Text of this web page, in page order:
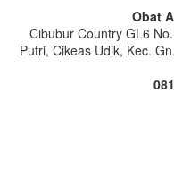
Obat
Cibubur Country GL6
Putri, Cikeas Udik, Kec.